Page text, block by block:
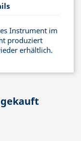
Instrument im
produziert
erhältlich.